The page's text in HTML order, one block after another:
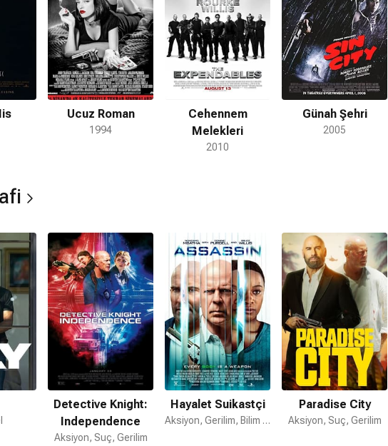
Bruce Willis, 'Moonlighting' (Mavi Ay) (1985-1989) isimli televizyon
Addison rolüyle üne kavuştu. 3000 aday arasından seçildiği bu rolle büyük
Willis, 1 Altın Küre, 1 de Emmy sahibi oldu. Ayrıca başrolü paylaştığı Cybill
kimya, televizyon izleyicilerinin en sevdiği ikililer arasına girmelerini
ilk başrolünü 1987 yapımı Blake Edwards filmi Blind Date ile aldı. Dünya
ise ilki 1988'de çekilen Zor Ölüm (Die Hard) serisindeki John McClane
etti. 1994 yapımı Tarantino filmi Ucuz Roman'da (Pulp Fiction) boksör
unutulmaz karakterlerden birine imza attı. 1995'te 90'ların önemli bilim
12 Maymun'da (12 Monkeys) gelecekten gelen James Cole karakterine
Sense) filmindeki çocuk psikoloğu Malcolm rolüyle bir diğer unutulmaz
2001 yapımı Bandits filminde Billy Bob Thornton ve Cate Blachett ile
Gözyaşları, Sin City, Şanslı Slevin ve Suretler gibi pek çok yapımda yer
Red ve Cehennem Melekleri serilerinde rol aldı. 2019 yapımı Glass
20 yıl önce Ölümsüz filminde canlandırdığı David Dunn karakterini yeniden
Oyunculuğun yanında müzisyenn kimliğiyle de bilinen Willis, 1987
türünde The Return of Bruno adlı bir albüm çıkardı. 1989'da If It Don't Kill
You Stronger ve 2001'de Classic Bruce Willis: The Universal Masters
2 albüm daha bunu izledi. 1987'de evlendiği Amerikalı oyuncu Demi
boşanan Willis, bu evlilikten Rumer Willis (d. 1988), Scout Willis (d.
Willis adında (d. 1994) üç kız çocuk sahibi oldu. 2009'da Emma Heming
bu evlilikten de Mabel Ray Willis (d. 2012) ve Evelyn Penn Willis (d.
babası oldu. En iyi Bruce Willis filmleri için tıklayınız.
Ucuz Roman
1994
Cehennem
Melekleri
2010
Günah Şehri
2005
Detective Knight:
Independence
Aksiyon, Suç, Gerilim
Hayalet Suikastçi
Aksiyon, Gerilim, Bilim Kurgu
Paradise City
Aksiyon, Suç, Gerilim